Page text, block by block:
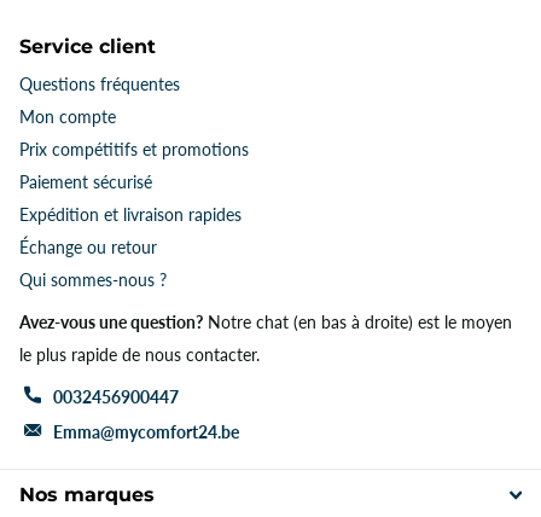
Service client
Questions fréquentes
Mon compte
Prix ​​compétitifs et promotions
Paiement sécurisé
Expédition et livraison rapides
Échange ou retour
Qui sommes-nous ?
Avez-vous une question? Notre chat (en bas à droite) est le moyen
le plus rapide de nous contacter.
0032456900447
Emma@mycomfort24.be
Nos marques